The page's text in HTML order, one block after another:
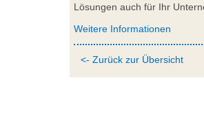
Lösungen auch für Ihr
Weitere Informationen
<- Zurück zur Übersicht